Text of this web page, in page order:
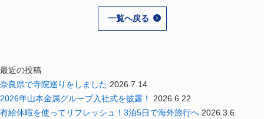
一覧へ戻る
最近の投稿
奈良県で寺院巡りをしました 2026.7.14
2026年山本金属グループ入社式を披露！
2026.6.22
有給休暇を使ってリフレッシュ！3泊5日で海外旅行へ 2026.3.6